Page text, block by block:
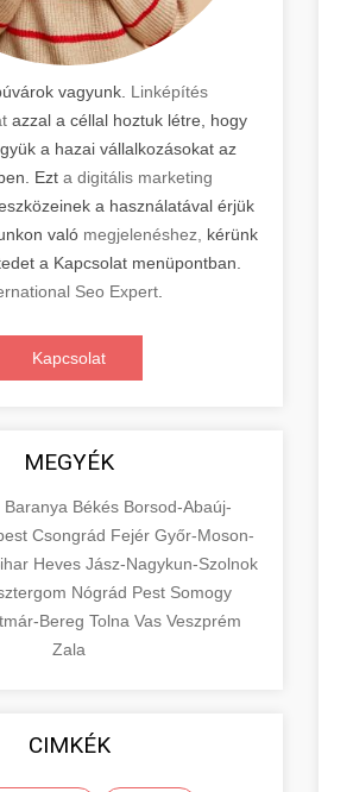
vagyunk. Linképítés
azzal a céllal hoztuk létre, hogy
a hazai vállalkozásokat az
Ezt a digitális marketing
a használatával érjük
való megjelenéshez,
kérünk
a Kapcsolat menüpontban.
Seo Expert.
Kapcsolat
MEGYÉK
Baranya Békés Borsod-Abaúj-
Csongrád Fejér Győr-Moson-
Heves Jász-Nagykun-Szolnok
Nógrád Pest Somogy
Bereg Tolna Vas Veszprém
Zala
CIMKÉK